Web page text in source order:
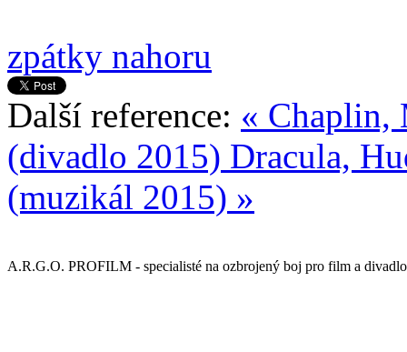
zpátky nahoru
Další reference: « Chaplin,
(divadlo 2015) Dracula,
(muzikál 2015) »
A.R.G.O. PROFILM - specialisté na ozbrojený boj pro film a divadlo